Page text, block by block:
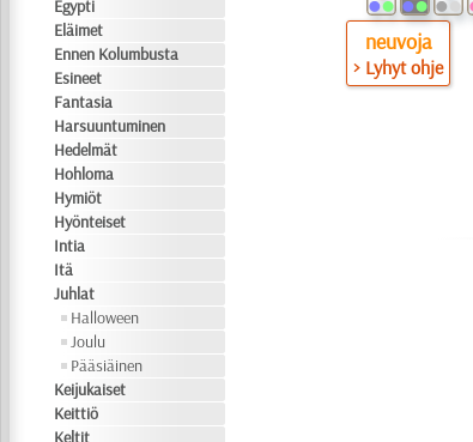
Egypti
Eläimet
Ennen Kolumbusta
Esineet
Fantasia
Harsuuntuminen
Hedelmät
Hohloma
Hymiöt
Hyönteiset
Intia
Itä
Juhlat
Halloween
Joulu
Pääsiäinen
Keijukaiset
Keittiö
Keltit
neuvoja
> Lyhyt ohje